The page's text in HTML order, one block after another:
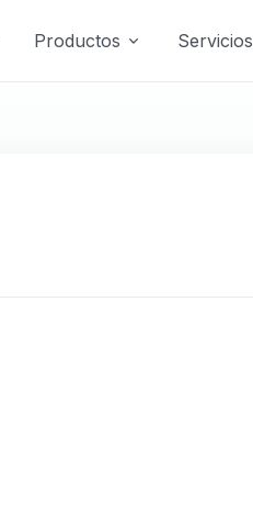
Productos Servicios